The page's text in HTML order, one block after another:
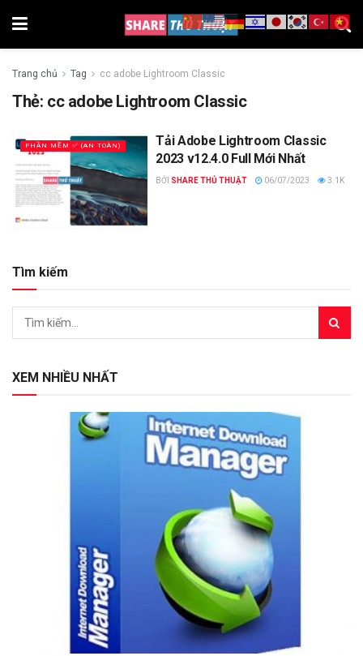
Trang chủ Tag cc adobe Lightroom Classic
Thẻ: cc adobe Lightroom Classic
PHẦN MỀM ✅ (AN TOÀN)
Tải Adobe Lightroom Classic
2023 v12.4.0 Full Mới Nhất
BỞI SHARE THỦ THUẬT 06/07/2023 3.1K
Tìm kiếm
XEM NHIỀU NHẤT